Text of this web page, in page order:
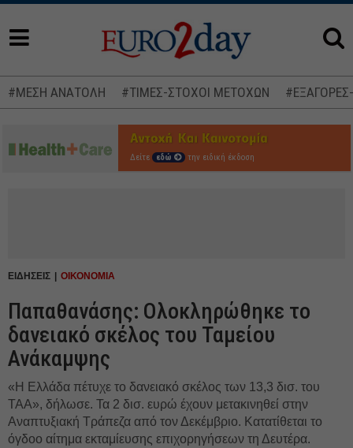
#ΜΕΣΗ ΑΝΑΤΟΛΗ #ΤΙΜΕΣ-ΣΤΟΧΟΙ ΜΕΤΟΧΩΝ
Δείτε εδώ την ειδική έκδοση
ΕΙΔΗΣΕΙΣ ΟΙΚΟΝΟΜΙΑ
Παπαθανάσης: Ολοκληρώθηκε το
δανειακό σκέλος του Ταμείου
Ανάκαμψης
«Η Ελλάδα πέτυχε το δανειακό σκέλος των 13,3 δισ. του
ΤΑΑ», δήλωσε. Τα 2 δισ. ευρώ έχουν μετακινηθεί στην
Αναπτυξιακή Τράπεζα από τον Δεκέμβριο. Κατατίθεται το
όγδοο αίτημα εκταμίευσης επιχορηγήσεων τη Δευτέρα.